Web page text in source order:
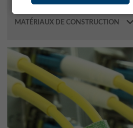
MATÉRIAUX DE CONSTRUCTION